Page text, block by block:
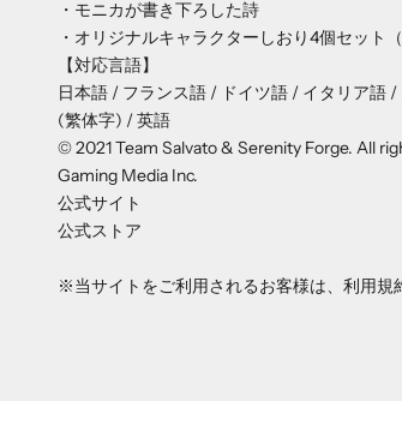
・モニカが書き下ろした詩
・オリジナルキャラクターしおり4個セット
【対応言語】
日本語 / フランス語 / ドイツ語 / イタリア語
(繁体字) / 英語
© 2021 Team Salvato & Serenity Forge. All
Gaming Media Inc.
公式サイト
公式ストア
※当サイトをご利用されるお客様は、 利用規